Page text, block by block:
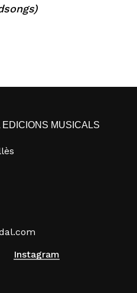
MUSICALS
Instagram